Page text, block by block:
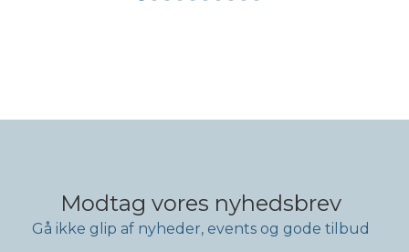
Modtag vores nyhedsbrev
Gå ikke glip af nyheder, events og gode tilbud